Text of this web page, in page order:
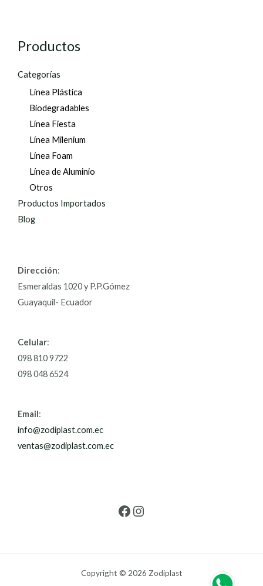
Productos
Categorías
Línea Plástica
Biodegradables
Línea Fiesta
Línea Milenium
Línea Foam
Línea de Aluminio
Otros
Productos Importados
Blog
Dirección:
Esmeraldas 1020 y P.P.Gómez
Guayaquil- Ecuador
Celular:
098 810 9722
098 048 6524
Email:
info@zodiplast.com.ec
ventas@zodiplast.com.ec
Copyright © 2026 Zodiplast